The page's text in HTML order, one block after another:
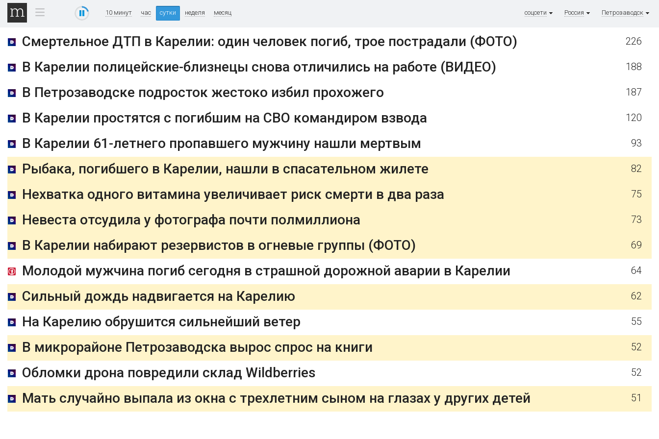
10 минут час сутки неделя месяц Петрозаводск
Россия
соцсети
226
Смертельное ДТП в Карелии: один человек погиб, трое пострадали (ФОТО)
188
В Карелии полицейские-близнецы снова отличились на работе (ВИДЕО)
187
В Петрозаводске подросток жестоко избил прохожего
120
В Карелии простятся с погибшим на СВО командиром взвода
93
В Карелии 61-летнего пропавшего мужчину нашли мертвым
82
Рыбака, погибшего в Карелии, нашли в спасательном жилете
75
Нехватка одного витамина увеличивает риск смерти в два раза
73
Невеста отсудила у фотографа почти полмиллиона
69
В Карелии набирают резервистов в огневые группы (ФОТО)
64
Молодой мужчина погиб сегодня в страшной дорожной аварии в Карелии
62
Сильный дождь надвигается на Карелию
55
На Карелию обрушится сильнейший ветер
52
В микрорайоне Петрозаводска вырос спрос на книги
52
Обломки дрона повредили склад Wildberries
51
Мать случайно выпала из окна с трехлетним сыном на глазах у других детей